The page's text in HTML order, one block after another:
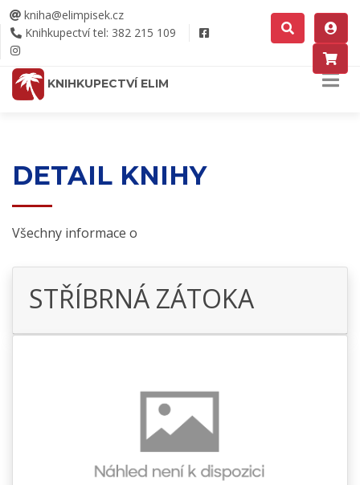
kniha@elimpisek.cz
Knihkupectví tel: 382 215 109
KNIHKUPECTVÍ ELIM
DETAIL KNIHY
Všechny informace o
STŘÍBRNÁ ZÁTOKA